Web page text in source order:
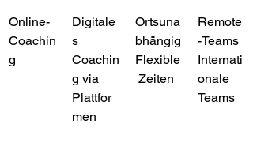
Online-
Coachin
g
Digitale
s
Coachin
g via
Plattfor
men
Ortsuna
bhängig
Flexible
Zeiten
Remote
-Teams
Internati
onale
Teams